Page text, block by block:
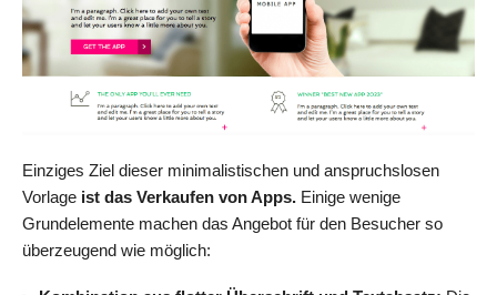
Einziges Ziel dieser minimalistischen und anspruchslosen
Vorlage ist das Verkaufen von Apps. Einige wenige
Grundelemente machen das Angebot für den Besucher so
überzeugend wie möglich: